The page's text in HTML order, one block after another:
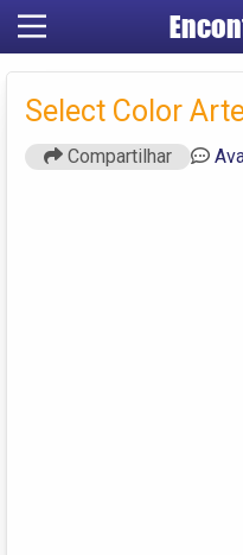
Select Color
Compartilhar